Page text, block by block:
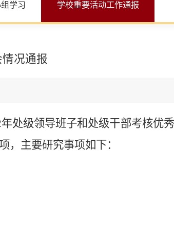
学习 学校重要活动工作通报
况通报
处级领导班子和处级干部考核优
， 主要研究事项如下：